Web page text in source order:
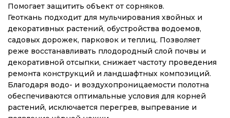
Помогает защитить объект от сорняков.
Геоткань подходит для мульчирования хвойных и
декоративных растений, обустройства водоемов,
садовых дорожек, парковок и теплиц. Позволяет
реже восстанавливать плодородный слой почвы и
декоративной отсыпки, снижает частоту проведения
ремонта конструкций и ландшафтных композиций.
Благодаря водо- и воздухопроницаемости полотна
обеспечиваются оптимальные условия для корней
растений, исключается перегрев, выпревание и